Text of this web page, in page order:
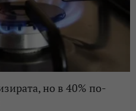
но в 40% по-